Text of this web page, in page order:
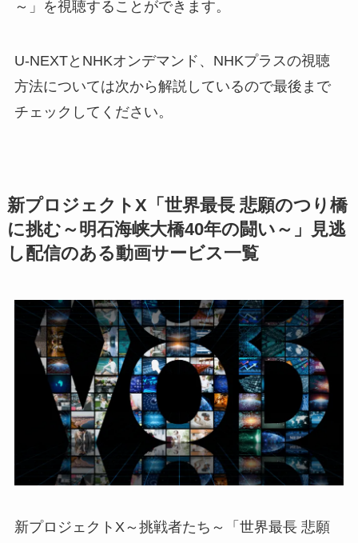
～」を視聴することができます。
U-NEXTとNHKオンデマンド、NHKプラスの視聴
方法については次から解説しているので最後まで
チェックしてください。
新プロジェクトX「世界最長 悲願のつり橋
に挑む～明石海峡大橋40年の闘い～」見逃
し配信のある動画サービス一覧
新プロジェクトX～挑戦者たち～「世界最長 悲願